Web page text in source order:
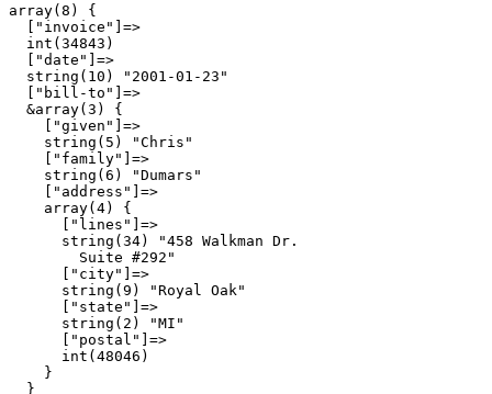
array(8) {
  ["invoice"]=>
  int(34843)
  ["date"]=>
  string(10) "2001-01-23"
  ["bill-to"]=>
  &array(3) {
    ["given"]=>
    string(5) "Chris"
    ["family"]=>
    string(6) "Dumars"
    ["address"]=>
    array(4) {
      ["lines"]=>
      string(34) "458 Walkman Dr.
        Suite #292"
      ["city"]=>
      string(9) "Royal Oak"
      ["state"]=>
      string(2) "MI"
      ["postal"]=>
      int(48046)
    }
  }